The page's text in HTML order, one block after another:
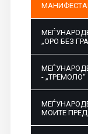
„ОРО БЕЗ
- „ТРЕМОЛО“
МОИТЕ